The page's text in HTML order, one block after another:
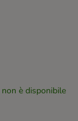
è disponibile